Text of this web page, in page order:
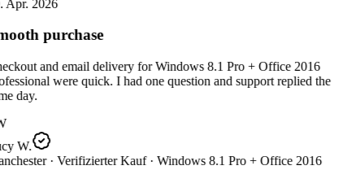
Apr. 2026
purchase
and email delivery for Windows 8.1 Pro + Office 2016
were quick. I had one question and support replied the
day.
W.
· Verifizierter Kauf · Windows 8.1 Pro + Office 2016